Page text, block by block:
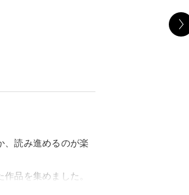
、読み進めるのが楽
品を集めました。